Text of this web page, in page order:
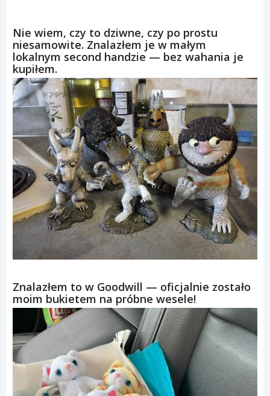
Nie wiem, czy to dziwne, czy po prostu
niesamowite. Znalazłem je w małym
lokalnym second handzie — bez wahania je
kupiłem.
Znalazłem to w Goodwill — oficjalnie zostało
moim bukietem na próbne wesele!